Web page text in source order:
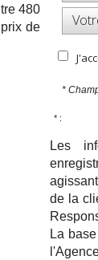
480
de
*
* :
Les
de la
La